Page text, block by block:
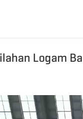
Batu
Rahang
Dampak
Logam